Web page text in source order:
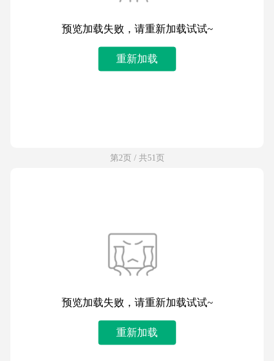
预览加载失败，请重新加载试试~
重新加载
第2页 / 共51页
预览加载失败，请重新加载试试~
重新加载